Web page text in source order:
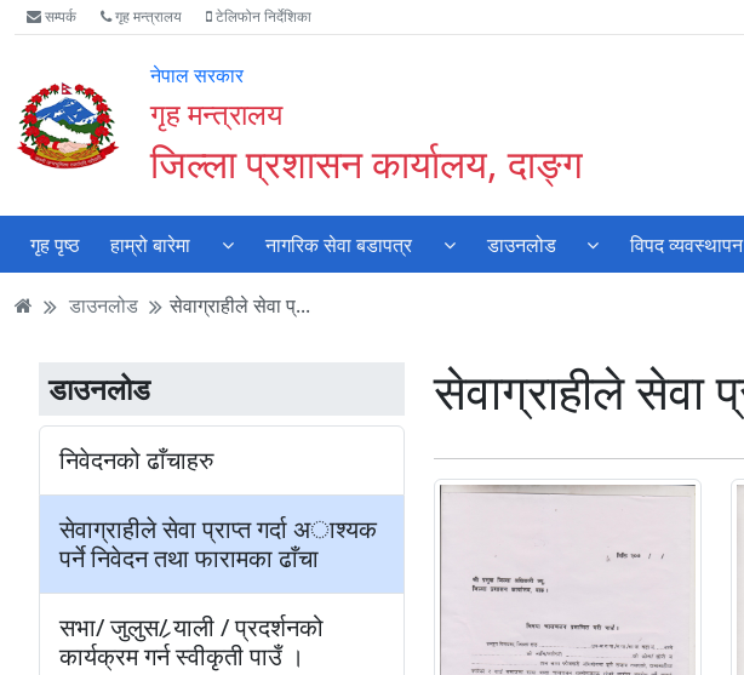
Accessibility
Mode
गर्नुहोस्
मुख्य
सामाग्री
मुख्य
नेभिगेसन
वेबसाइट
खोजमा
सम्पर्क गृह मन्त्रालय टेलिफोन निर्देशिका
नेपाल सरकार
गृह मन्त्रालय
जिल्ला प्रशासन कार्यालय, दाङ्ग
गृह पृष्ठ हाम्रो बारेमा नागरिक सेवा बडापत्र डाउनलोड विपद व्यवस्थापन
डाउनलोड सेवाग्राहीले सेवा प्...
डाउनलोड
निवेदनको ढाँचाहरु
सेवाग्राहीले सेवा प्राप्त गर्दा अाश्यक
पर्ने निवेदन तथा फारामका ढाँचा
सभा/ जुलुस/ र्‍याली / प्रदर्शनको
कार्यक्रम गर्न स्वीकृती पाउँ ।
सेवाग्राहीले सेवा